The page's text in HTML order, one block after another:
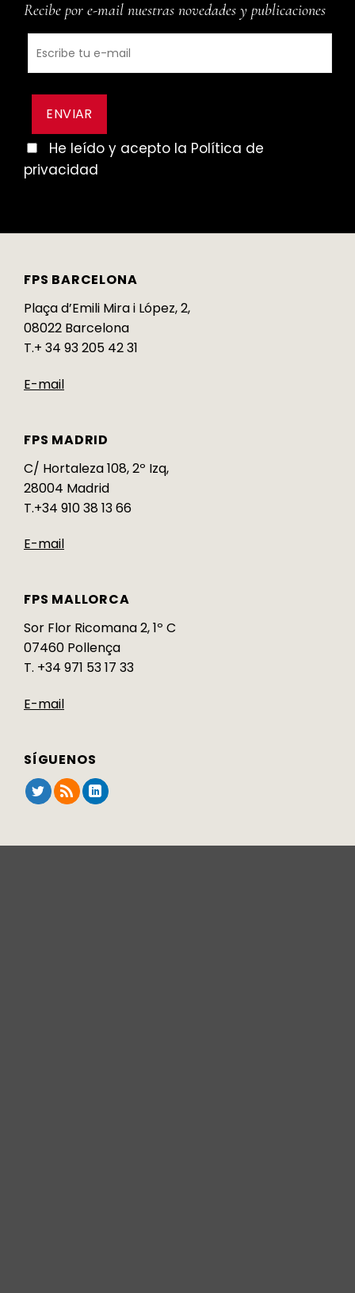
Recibe por e-mail nuestras novedades y publicaciones
He leído y acepto la Política de
privacidad
FPS BARCELONA
Plaça d’Emili Mira i López, 2,
08022 Barcelona
T.+ 34 93 205 42 31
E-mail
FPS MADRID
C/ Hortaleza 108, 2º Izq,
28004 Madrid
T.+34 910 38 13 66
E-mail
FPS MALLORCA
Sor Flor Ricomana 2, 1º C
07460 Pollença
T. +34 971 53 17 33
E-mail
SÍGUENOS